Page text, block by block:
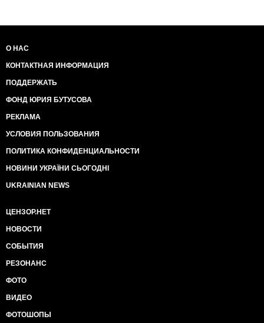
О НАС
КОНТАКТНАЯ ИНФОРМАЦИЯ
ПОДДЕРЖАТЬ
ФОНД ЮРИЯ БУТУСОВА
РЕКЛАМА
УСЛОВИЯ ПОЛЬЗОВАНИЯ
ПОЛИТИКА КОНФИДЕНЦИАЛЬНОСТИ
НОВИНИ УКРАЇНИ СЬОГОДНІ
UKRAINIAN NEWS
ЦЕНЗОР.НЕТ
НОВОСТИ
СОБЫТИЯ
РЕЗОНАНС
ФОТО
ВИДЕО
ФОТОШОПЫ